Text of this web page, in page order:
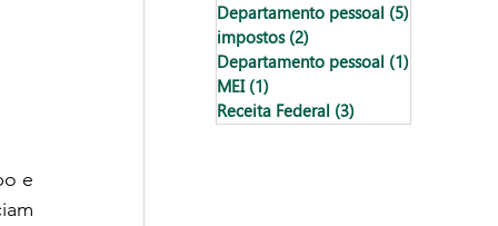
e
Departamento pessoal (5)
impostos (2)
Departamento pessoal (1)
MEI (1)
Receita Federal (3)